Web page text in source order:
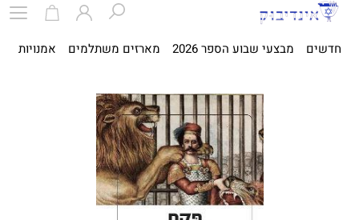
חדשים מבצעי שבוע הספר 2026 מארזים משתלמים אמנויות